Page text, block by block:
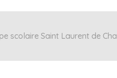
scolaire Saint Laurent de